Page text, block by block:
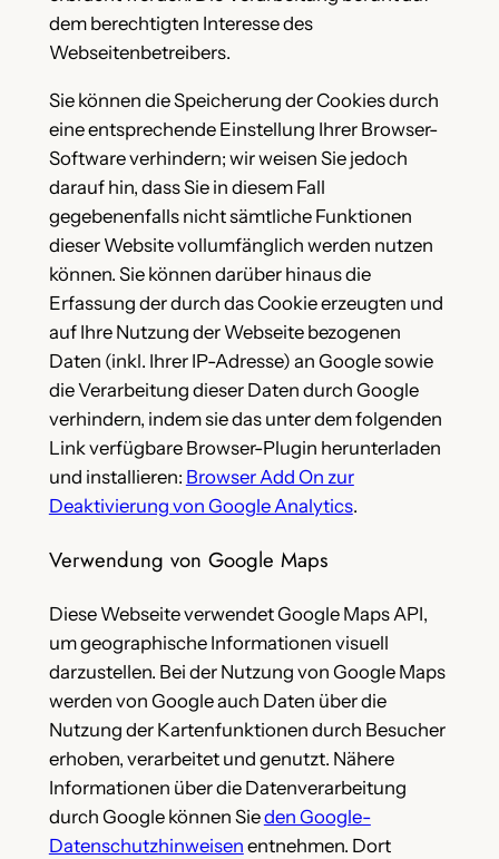
dem berechtigten Interesse des
Webseitenbetreibers.
Sie können die Speicherung der Cookies durch
eine entsprechende Einstellung Ihrer Browser-
Software verhindern; wir weisen Sie jedoch
darauf hin, dass Sie in diesem Fall
gegebenenfalls nicht sämtliche Funktionen
dieser Website vollumfänglich werden nutzen
können. Sie können darüber hinaus die
Erfassung der durch das Cookie erzeugten und
auf Ihre Nutzung der Webseite bezogenen
Daten (inkl. Ihrer IP-Adresse) an Google sowie
die Verarbeitung dieser Daten durch Google
verhindern, indem sie das unter dem folgenden
Link verfügbare Browser-Plugin herunterladen
und installieren: Browser Add On zur
Deaktivierung von Google Analytics.
Verwendung von Google Maps
Diese Webseite verwendet Google Maps API,
um geographische Informationen visuell
darzustellen. Bei der Nutzung von Google Maps
werden von Google auch Daten über die
Nutzung der Kartenfunktionen durch Besucher
erhoben, verarbeitet und genutzt. Nähere
Informationen über die Datenverarbeitung
durch Google können Sieden Google-
Datenschutzhinweisen entnehmen. Dort